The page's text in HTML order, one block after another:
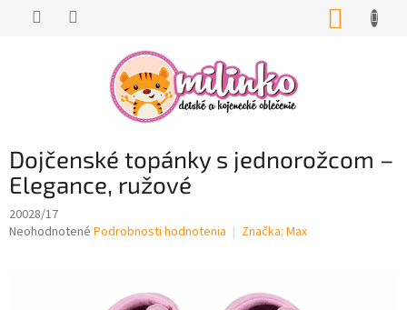
Dojčenské topánky s jednorožcom –
Elegance, ružové
20028/17
Priemerné
Neohodnotené Podrobnosti hodnotenia Značka: Max